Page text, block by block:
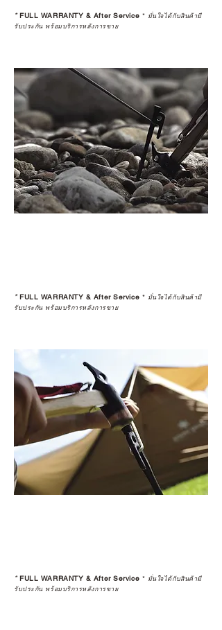
*FULL WARRANTY & After Service * มั่นใจได้กับสินค้ามี
รับประกัน พร้อมบริการหลังการขาย
*FULL WARRANTY & After Service * มั่นใจได้กับสินค้ามี
รับประกัน พร้อมบริการหลังการขาย
*FULL WARRANTY & After Service * มั่นใจได้กับสินค้ามี
รับประกัน พร้อมบริการหลังการขาย